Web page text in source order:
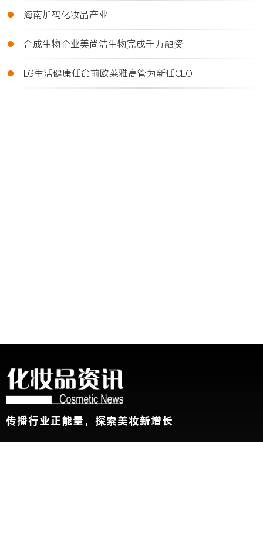
• 海南加码化妆品产业
• 合成生物企业美尚洁生物完成千万融资
• LG生活健康任命前欧莱雅高管为新任CEO
传播行业正能量，探索美妆新增长